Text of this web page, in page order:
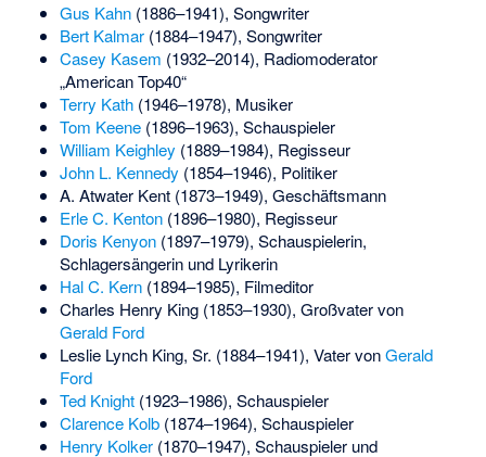
Gus Kahn(1886–1941), Songwriter
Bert Kalmar(1884–1947), Songwriter
Casey Kasem (1932–2014), Radiomoderator
„American Top40“
Terry Kath(1946–1978), Musiker
Tom Keene(1896–1963), Schauspieler
William Keighley (1889–1984), Regisseur
John L. Kennedy (1854–1946), Politiker
A. Atwater Kent(1873–1949), Geschäftsmann
Erle C. Kenton(1896–1980), Regisseur
Doris Kenyon(1897–1979), Schauspielerin,
Schlagersängerin und Lyrikerin
Hal C. Kern(1894–1985), Filmeditor
Charles Henry King(1853–1930), Großvater von
Gerald Ford
Leslie Lynch King, Sr. (1884–1941), Vater vonGerald
Ford
Ted Knight(1923–1986), Schauspieler
Clarence Kolb(1874–1964), Schauspieler
Henry Kolker(1870–1947), Schauspieler und